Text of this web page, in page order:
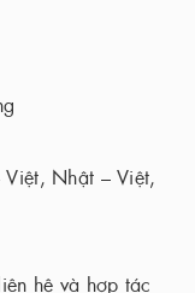
Nhật – Việt,
hệ và hợp tác